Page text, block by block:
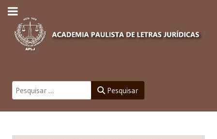
Pesquisar Pesquisar